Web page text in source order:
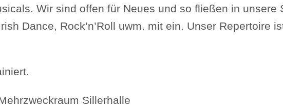
Wir sind offen für Neues und so fließen in unsere
Dance, Rock’n’Roll uwm. mit ein. Unser Repertoire
Sillerhalle